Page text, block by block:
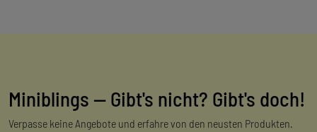
Miniblings — Gibt's nicht? Gibt's doch!
Verpasse keine Angebote und erfahre von den neusten Produkten.